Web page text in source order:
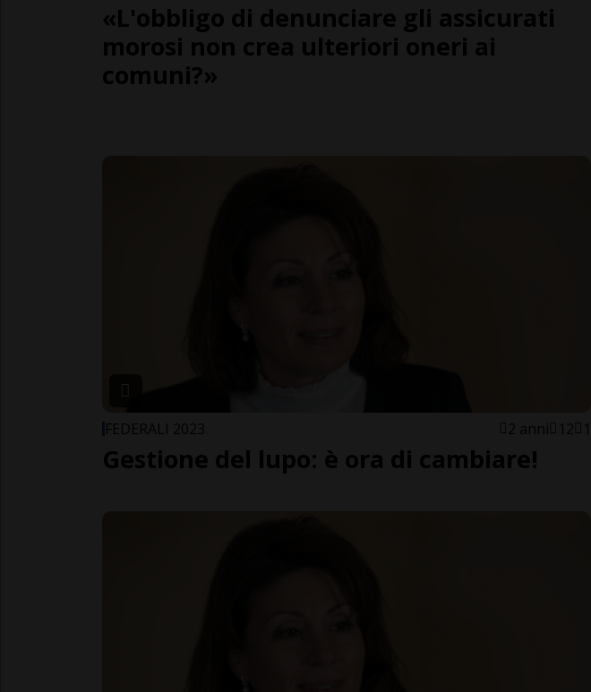
«L'obbligo di denunciare gli assicurati
morosi non crea ulteriori oneri ai
comuni?»
FEDERALI 2023 2 anni 12 1
Gestione del lupo: è ora di cambiare!